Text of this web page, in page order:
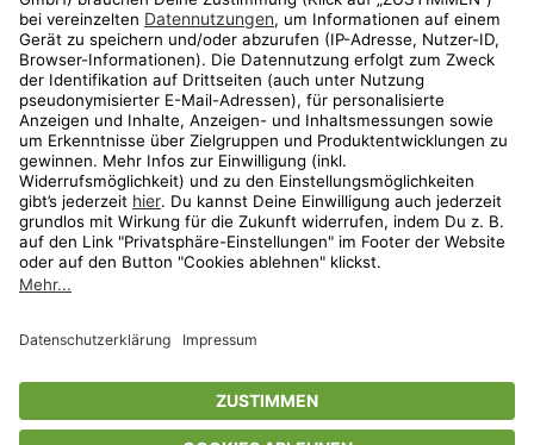
Aktionen
Travel
* Streichpreise entsprechen der unverbindlichen Preisempfehlung des